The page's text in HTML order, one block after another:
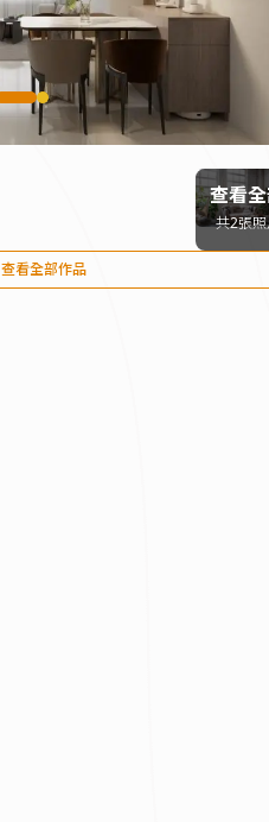
查看
共2張
查看全部作品